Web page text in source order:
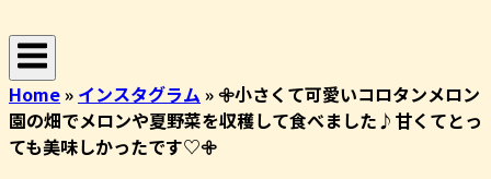
ン
テ
ン
ツ
へ
ー
ム
Home» インスタグラム »𖧷小さくて可愛いコロタンメロン
園の畑でメロンや夏野菜を収穫して食べました♪甘くてとっ
ても美味しかったです♡𖧷